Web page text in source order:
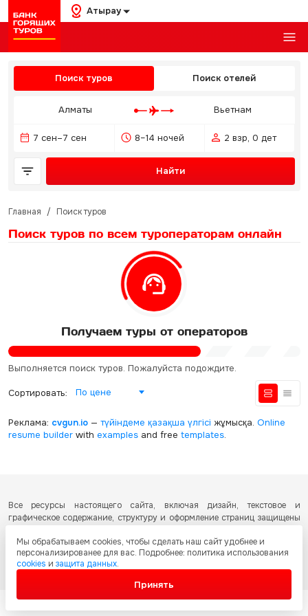
Атырау
Поиск туров Поиск отелей
Алматы Вьетнам
7 сен–7 сен 8–14 ночей 2 взр, 0 дет
Найти
Главная / Поиск туров
Поиск туров по всем туроператорам онлайн
Получаем туры от операторов
Выполняется поиск туров. Пожалуйста подождите.
Сортировать: По цене
Реклама: cvgun.io— түйіндеме қазақша үлгісі жұмысқа. Online
resume builderwith examplesand free templates.
Все ресурсы настоящего сайта, включая дизайн, текстовое и
графическое содержание, структуру и оформление страниц защищены
Казахстан об охране авторских прав и интеллектуальной собственности.
Любое копирование и распространение материалов сайта без
письменного разрешения запрещено.
Мы обрабатываем cookies, чтобы сделать наш сайт удобнее и
персонализированее для вас. Подробнее: политика использования
cookies и защита данных.
Принять